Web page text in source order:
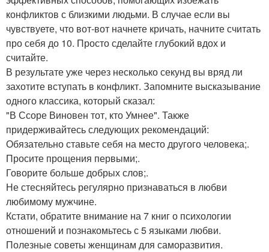
конфликтов с близкими людьми. В случае если вы
чувствуете, что вот-вот начнете кричать, начните считать
про себя до 10. Просто сделайте глубокий вдох и
считайте.
В результате уже через несколько секунд вы вряд ли
захотите вступать в конфликт. Запомните высказывание
одного классика, который сказал:
"В Ссоре Виновен тот, кто Умнее". Также
придерживайтесь следующих рекомендаций:
Обязательно ставьте себя на место другого человека;.
Просите прощения первыми;.
Говорите больше добрых слов;.
Не стесняйтесь регулярно признаваться в любви
любимому мужчине.
Кстати, обратите внимание на 7 книг о психологии
отношений и познакомьтесь с 5 языками любви.
Полезные советы женщинам для саморазвития.